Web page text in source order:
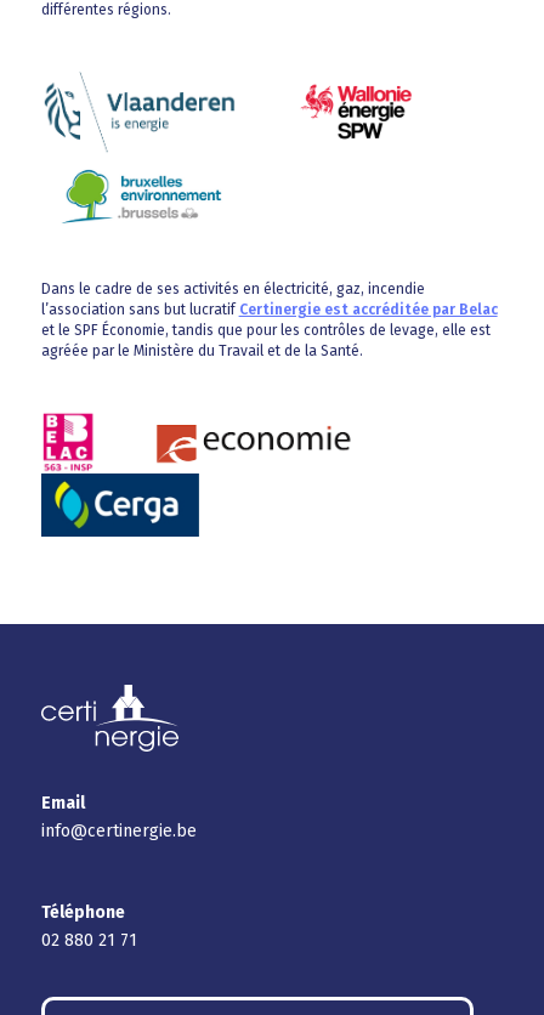
différentes régions.
Dans le cadre de ses activités en électricité, gaz, incendie
l’association sans but lucratif Certinergie est accréditée par Belac
et le SPF Économie, tandis que pour les contrôles de levage, elle est
agréée par le Ministère du Travail et de la Santé.
Email
info@certinergie.be
Téléphone
02 880 21 71